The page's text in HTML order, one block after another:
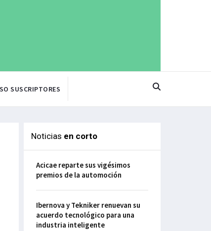
SUSCRIPTORES
Noticias en corto
Acicae reparte sus vigésimos
premios de la automoción
Ibernova y Tekniker renuevan su
acuerdo tecnológico para una
industria inteligente